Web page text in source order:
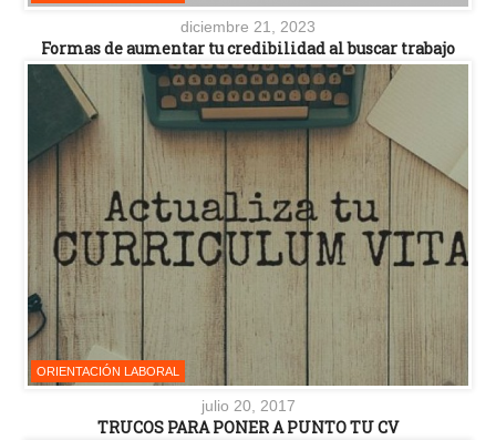
diciembre 21, 2023
Formas de aumentar tu credibilidad al buscar trabajo
ORIENTACIÓN LABORAL
julio 20, 2017
TRUCOS PARA PONER A PUNTO TU CV